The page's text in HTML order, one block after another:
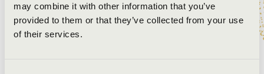
may combine it with other information that you’ve
provided to them or that they’ve collected from your use
of their services.
Morricone: Egy maroknyi dollárért
Meyer: Mexikói táncok- egyveleg
Lehár: A víg özvegy - részletek